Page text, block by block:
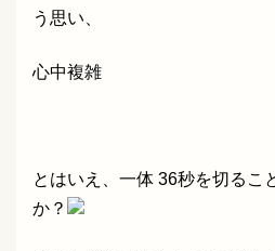
う思い、
心中複雑
とはいえ、一体 36秒を切るこ
か？